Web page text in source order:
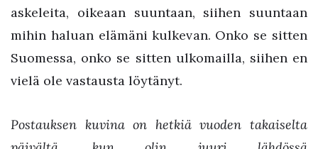
askeleita, oikeaan suuntaan, siihen suuntaan
mihin haluan elämäni kulkevan. Onko se sitten
Suomessa, onko se sitten ulkomailla, siihen en
vielä ole vastausta löytänyt.
Postauksen kuvina on hetkiä vuoden takaiselta